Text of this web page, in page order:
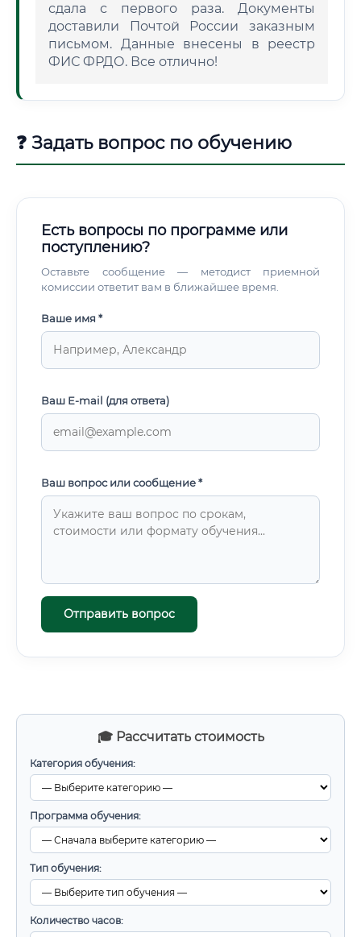
🎓 Рассчитать стоимость
Категория обучения:
Программа обучения:
Тип обучения:
Количество часов:
сдала с первого раза. Документы
доставили Почтой России заказным
письмом. Данные внесены в реестр
ФИС ФРДО. Все отлично!
❓ Задать вопрос по обучению
Есть вопросы по программе или
поступлению?
Оставьте сообщение — методист приемной
комиссии ответит вам в ближайшее время.
Ваше имя *
Ваш E-mail (для ответа)
Ваш вопрос или сообщение *
Отправить вопрос